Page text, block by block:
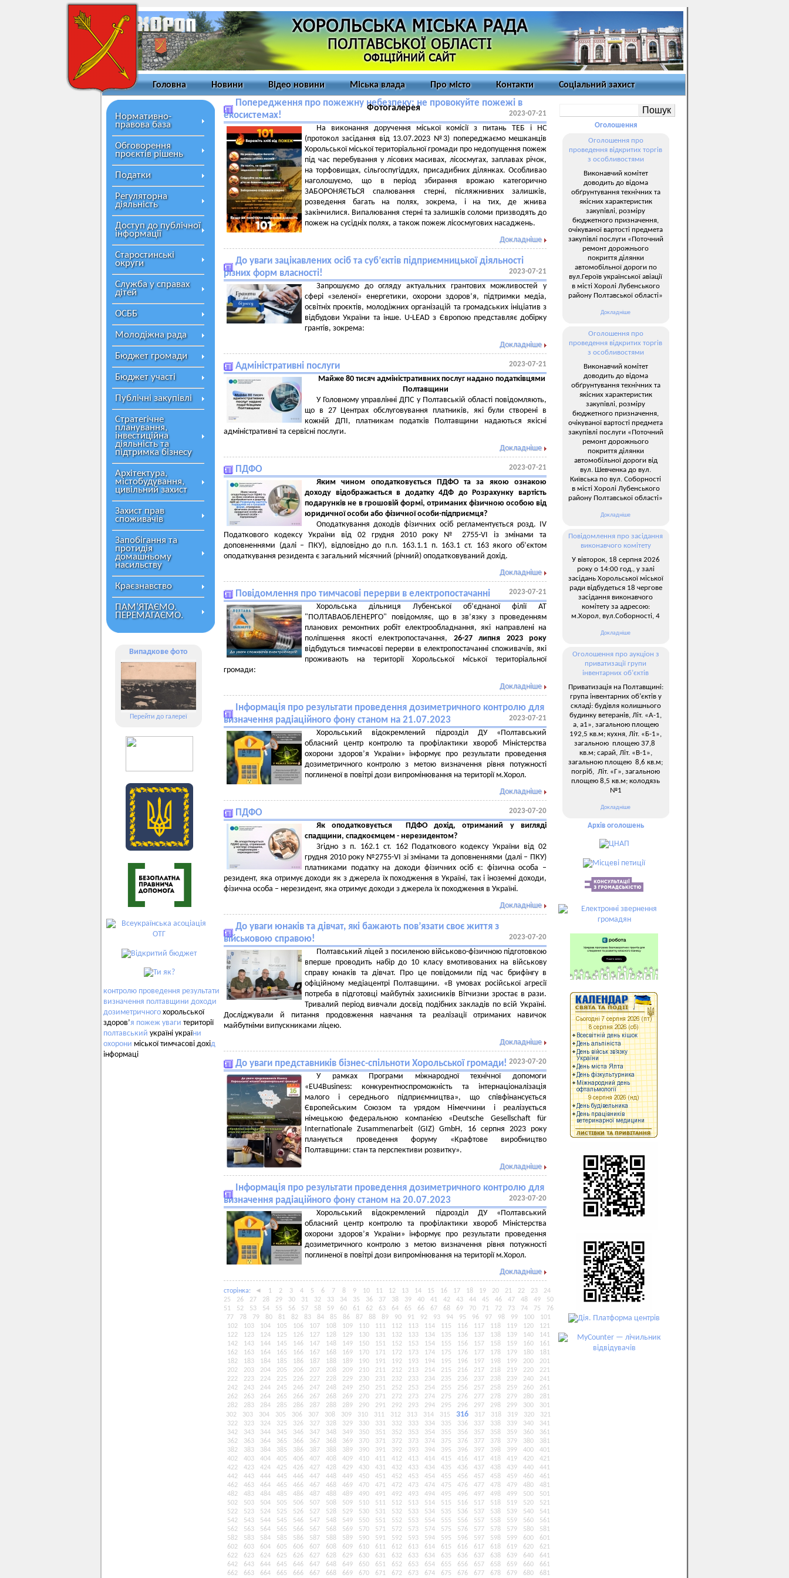
Головна Новини Відео новини Міська влада Про місто Контакти Соціальний захист
Фотогалерея
Нормативно-
правова база
Обговорення
проєктів рішень
Податки
Регуляторна
діяльність
Доступ до публічної
інформації
Старостинські
округи
Служба у справах
дітей
ОСББ
Молодіжна рада
Бюджет громади
Бюджет участі
Публічні закупівлі
Стратегічне
планування,
інвестиційна
діяльність та
підтримка бізнесу
Архітектура,
містобудування,
цивільний захист
Захист прав
споживачів
Запобігання та
протидія
домашньому
насильству
Краєзнавство
ПАМ’ЯТАЄМО.
ПЕРЕМАГАЄМО.
Випадкове фото
Перейти до галереї
контролю проведення результати
визначення полтавщини доходи
дозиметричного хорольської
здоров’я пожеж уваги території
полтавський україні україни
охорони міської тимчасові дохід
інформаці
Попередження про пожежну небезпеку: не провокуйте пожежі в
екосистемах!
2023-07-21
На виконання доручення міської комісії з питань ТЕБ і НС
(протокол засідання від 13.07.2023 №3) попереджаємо мешканців
Хорольської міської територіальної громади про недопущення пожеж
під час перебування у лісових масивах, лісосмугах, заплавах річок,
на торфовищах, сільгоспугіддях, присадибних ділянках. Особливао
наголошуємо, що в період збирання врожаю категорично
ЗАБОРОНЯЄТЬСЯ спалювання стерні, післяжнивних залишків,
розведення багать на полях, зокрема, і на тих, де жнива
закінчилися. Випалювання стерні та залишків соломи призводять до
пожеж на сусідніх полях, а також пожеж лісосмугових насаджень.
Докладніше
До уваги зацікавлених осіб та суб’єктів підприємницької діяльності
різних форм власності!
2023-07-21
Запрошуємо до огляду актуальних грантових можливостей у
сфері «зеленої» енергетики, охорони здоров’я, підтримки медіа,
освітніх проєктів, молодіжних організацій та громадських ініціатив з
відбудови України та інше. U-LEAD з Європою представляє добірку
грантів, зокрема:
Докладніше
Адміністративні послуги 2023-07-21
Майже 80тисяч адміністративних послуг надано податківцями
Полтавщини
У Головному управлінні ДПС у Полтавській області повідомляють,
що в 27 Центрах обслуговування платників, які були створені в
кожній ДПІ, платникам податків Полтавщини надаються якісні
адміністративні та сервісні послуги.
Докладніше
ПДФО 2023-07-21
Яким чином оподатковується ПДФО та за якою ознакою
доходу відображається в додатку 4ДФ до Розрахунку вартість
подарунків не в грошовій формі, отриманих фізичною особою від
юридичної особи або фізичної особи-підприємця?
Оподаткування доходів фізичних осіб регламентується розд. IV
Податкового кодексу України від 02 грудня 2010 року № 2755-VI із змінами та
доповненнями (далі – ПКУ), відповідно до п.п. 163.1.1 п. 163.1 ст. 163 якого об’єктом
оподаткування резидента є загальний місячний (річний) оподатковуваний дохід.
Докладніше
Повідомлення про тимчасові перерви в електропостачанні 2023-07-21
Хорольська дільниця Лубенської об’єднаної філії АТ
"ПОЛТАВАОБЛЕНЕРГО" повідомляє, що в зв’язку з проведенням
планових ремонтних робіт електрообладнання, які направлені на
поліпшення якості електропостачання, 26-27 липня 2023року
відбудуться тимчасові перерви в електропостачанні споживачів, які
проживають на території Хорольської міської територіальної
громади:
Докладніше
Інформація про результати проведення дозиметричного контролю для
визначення радіаційного фону станом на 21.07.2023
2023-07-21
Хорольський відокремлений підрозділ ДУ «Полтавський
обласний центр контролю та профілактики хвороб Міністерства
охорони здоров’я України» інформує про результати проведення
дозиметричного контролю з метою визначення рівня потужності
поглиненої в повітрі дози випромінювання на території м.Хорол.
Докладніше
ПДФО 2023-07-20
Як оподатковується ПДФО дохід, отриманий у вигляді
спадщини, спадкоємцем - нерезидентом?
Згідно з п. 162.1 ст. 162 Податкового кодексу України від 02
грудня 2010 року №2755-VI зі змінами та доповненнями (далі – ПКУ)
платниками податку на доходи фізичних осіб є: фізична особа –
резидент, яка отримує доходи як з джерела їх походження в Україні, так і іноземні доходи,
фізична особа – нерезидент, яка отримує доходи з джерела їх походження в Україні.
Докладніше
До уваги юнаків та дівчат, які бажають пов’язати своє життя з
військовою справою!
2023-07-20
Полтавський ліцей з посиленою військово-фізичною підготовкою
вперше проводить набір до 10 класу вмотивованих на військову
справу юнаків та дівчат. Про це повідомили під час брифінгу в
офіційному медіацентрі Полтавщини. «В умовах російської агресії
потреба в підготовці майбутніх захисників Вітчизни зростає в рази.
Тривалий період вивчали досвід подібних закладів по всій Україні.
Досліджували й питання продовження навчання та реалізації отриманих навичок
майбутніми випускниками ліцею.
Докладніше
До уваги представників бізнес-спільноти Хорольської громади! 2023-07-20
У рамках Програми міжнародної технічної допомоги
«EU4Business: конкурентноспроможність та інтернаціоналізація
малого і середнього підприємництва», що співфінансується
Європейським Союзом та урядом Німеччини і реалізується
німецькою федеральною компанією «Deutsche Gesellschaft für
Internationale Zusammenarbeit (GIZ) GmbH, 16 серпня 2023 року
планується проведення форуму «Крафтове виробництво
Полтавщини: стан та перспективи розвитку».
Докладніше
Інформація про результати проведення дозиметричного контролю для
визначення радіаційного фону станом на 20.07.2023
2023-07-20
Хорольський відокремлений підрозділ ДУ «Полтавський
обласний центр контролю та профілактики хвороб Міністерства
охорони здоров’я України» інформує про результати проведення
дозиметричного контролю з метою визначення рівня потужності
поглиненої в повітрі дози випромінювання на території м.Хорол.
Докладніше
сторiнка: ◄ 1 2 3 4 5 6 7 8 9 10 11 12 13 14 15 16 17 18 19 20 21 22 23
24
25
26 27 28 29 30 31 32 33 34 35 36 37 38 39 40 41 42 43 44 45 46 47 48 49
50
51
52 53 54 55 56 57 58 59 60 61 62 63 64 65 66 67 68 69 70 71 72 73 74 75
76
77
78 79 80 81 82 83 84 85 86 87 88 89 90 91 92 93 94 95 96 97 98 99 100
101
102
103 104 105 106 107 108 109 110 111 112 113 114 115 116 117 118 119 120
121
122
123 124 125 126 127 128 129 130 131 132 133 134 135 136 137 138 139 140
141
142
143 144 145 146 147 148 149 150 151 152 153 154 155 156 157 158 159 160
161
162
163 164 165 166 167 168 169 170 171 172 173 174 175 176 177 178 179 180
181
182
183 184 185 186 187 188 189 190 191 192 193 194 195 196 197 198 199 200
201
202
203 204 205 206 207 208 209 210 211 212 213 214 215 216 217 218 219 220
221
222
223 224 225 226 227 228 229 230 231 232 233 234 235 236 237 238 239 240
241
242
243 244 245 246 247 248 249 250 251 252 253 254 255 256 257 258 259 260
261
262
263 264 265 266 267 268 269 270 271 272 273 274 275 276 277 278 279 280
281
282
283 284 285 286 287 288 289 290 291 292 293 294 295 296 297 298 299 300
301
302
303 304 305 306 307 308 309 310 311 312 313 314 315 316 317 318 319 320
321
322
323 324 325 326 327 328 329 330 331 332 333 334 335 336 337 338 339 340
341
342
343 344 345 346 347 348 349 350 351 352 353 354 355 356 357 358 359 360
361
362
363 364 365 366 367 368 369 370 371 372 373 374 375 376 377 378 379 380
381
382
383 384 385 386 387 388 389 390 391 392 393 394 395 396 397 398 399 400
401
402
403 404 405 406 407 408 409 410 411 412 413 414 415 416 417 418 419 420
421
422
423 424 425 426 427 428 429 430 431 432 433 434 435 436 437 438 439 440
441
442
443 444 445 446 447 448 449 450 451 452 453 454 455 456 457 458 459 460
461
462
463 464 465 466 467 468 469 470 471 472 473 474 475 476 477 478 479 480
481
482
483 484 485 486 487 488 489 490 491 492 493 494 495 496 497 498 499 500
501
502
503 504 505 506 507 508 509 510 511 512 513 514 515 516 517 518 519 520
521
522
523 524 525 526 527 528 529 530 531 532 533 534 535 536 537 538 539 540
541
542
543 544 545 546 547 548 549 550 551 552 553 554 555 556 557 558 559 560
561
562
563 564 565 566 567 568 569 570 571 572 573 574 575 576 577 578 579 580
581
582
583 584 585 586 587 588 589 590 591 592 593 594 595 596 597 598 599 600
601
602
603 604 605 606 607 608 609 610 611 612 613 614 615 616 617 618 619 620
621
622
623 624 625 626 627 628 629 630 631 632 633 634 635 636 637 638 639 640
641
642
643 644 645 646 647 648 649 650 651 652 653 654 655 656 657 658 659 660
661
662
663 664 665 666 667 668 669 670 671 672 673 674 675 676 677 678 679 680 681
Оголошення
Оголошення про
проведення відкритих торгів
з особливостями
Виконавчий комітет
доводить до відома
обґрунтування технічних та
якісних характеристик
закупівлі, розміру
бюджетного призначення,
очікуваної вартості предмета
закупівлі послуги «Поточний
ремонт дорожнього
покриття ділянки
автомобільної дороги по
вул.Героїв української авіації
в місті Хоролі Лубенського
району Полтавської області»
Докладніше
Оголошення про
проведення відкритих торгів
з особливостями
Виконавчий комітет
доводить до відома
обґрунтування технічних та
якісних характеристик
закупівлі, розміру
бюджетного призначення,
очікуваної вартості предмета
закупівлі послуги «Поточний
ремонт дорожнього
покриття ділянки
автомобільної дороги від
вул. Шевченка до вул.
Київська по вул. Соборності
в місті Хоролі Лубенського
району Полтавської області»
Докладніше
Повідомлення про засідання
виконавчого комітету
У вівторок, 18 серпня 2026
року о 14:00 год., у залі
засідань Хорольської міської
ради відбудеться 18 чергове
засідання виконавчого
комітету за адресою:
м.Хорол, вул.Соборності, 4
Докладніше
Оголошення про аукціон з
приватизації групи
інвентарних об’єктів
Приватизація на Полтавщині:
група інвентарних об’єктів у
складі: будівля колишнього
будинку ветеранів, Літ. «А-1,
а, а1», загальною площею
192,5 кв.м; кухня, Літ. «Б-1»,
загальною площею 37,8
кв.м; сарай, Літ. «В-1»,
загальною площею 8,6 кв.м;
погріб, Літ. «Г», загальною
площею 8,5 кв.м; колодязь
№1
Докладніше
Архів оголошень